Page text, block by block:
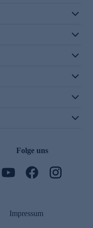
Folge uns
Impressum